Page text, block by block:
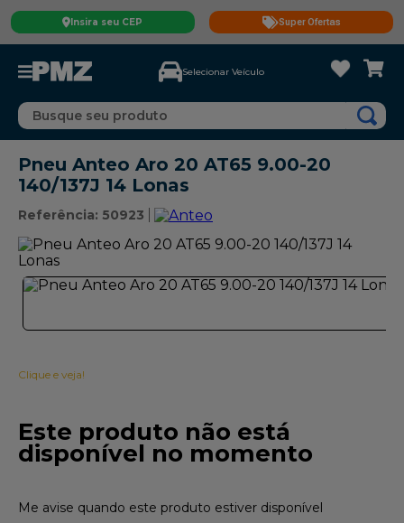
Insira seu CEP Super Ofertas
Selecionar Veículo
Busque seu produto
Pneu Anteo Aro 20 AT65 9.00-20
140/137J 14 Lonas
Referência: 50923
Clique e veja!
Este produto não está
disponível no momento